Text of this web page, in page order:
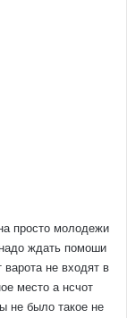
просто молодежи
ждать помоши
не входят в
место а нсчот
не было такое не